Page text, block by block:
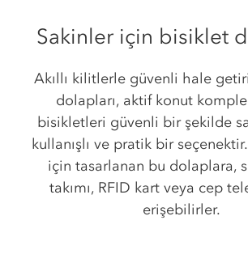
Sakinler için bisiklet
Akıllı kilitlerle güvenli hale
dolapları, aktif konut
bisikletleri güvenli bir şekilde
kullanışlı ve pratik bir
için tasarlanan bu dolaplara,
takımı, RFID kart veya cep
erişebilirler.